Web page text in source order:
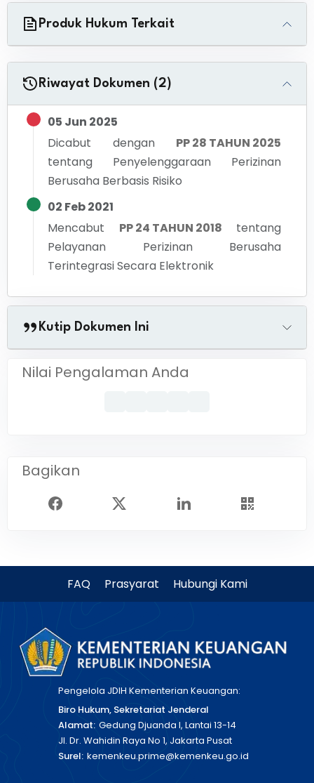
Produk Hukum Terkait
Riwayat Dokumen (2)
05 Jun 2025
Dicabut dengan
PP 28 TAHUN 2025
tentang Penyelenggaraan Perizinan
Berusaha Berbasis Risiko
02 Feb 2021
Mencabut
PP 24 TAHUN 2018
tentang
Pelayanan Perizinan Berusaha
Terintegrasi Secara Elektronik
Kutip Dokumen Ini
Nilai Pengalaman Anda
Bagikan
FAQ Prasyarat Hubungi Kami
Pengelola JDIH Kementerian Keuangan:
Biro Hukum, Sekretariat Jenderal
Alamat: Gedung Djuanda I, Lantai 13-14
Jl. Dr. Wahidin Raya No 1, Jakarta Pusat
Surel: kemenkeu.prime@kemenkeu.go.id